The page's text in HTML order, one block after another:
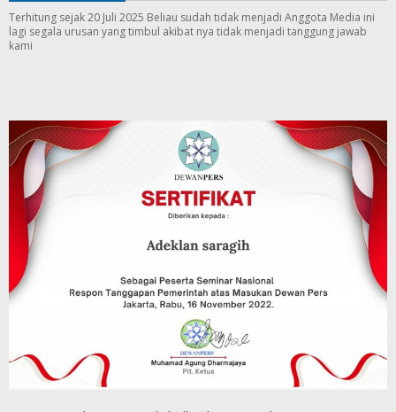
Terhitung sejak 20 Juli 2025 Beliau sudah tidak menjadi Anggota Media ini
lagi segala urusan yang timbul akibat nya tidak menjadi tanggung jawab
kami